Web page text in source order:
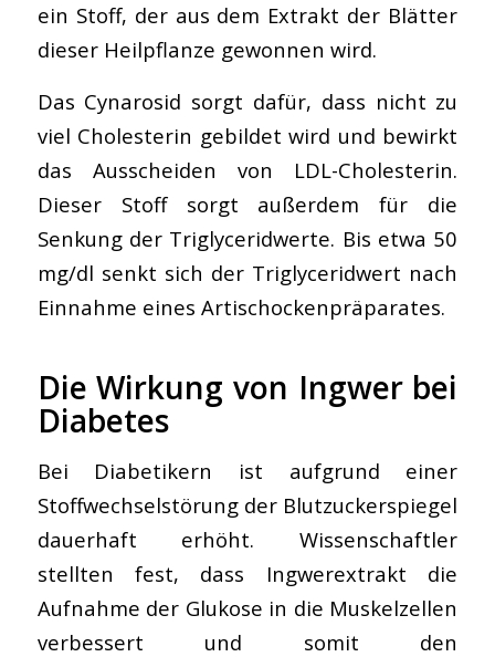
ein Stoff, der aus dem Extrakt der Blätter
dieser Heilpflanze gewonnen wird.
Das Cynarosid sorgt dafür, dass nicht zu
viel Cholesterin gebildet wird und bewirkt
das Ausscheiden von LDL-Cholesterin.
Dieser Stoff sorgt außerdem für die
Senkung der Triglyceridwerte. Bis etwa 50
mg/dl senkt sich der Triglyceridwert nach
Einnahme eines Artischockenpräparates.
Die Wirkung von Ingwer bei
Diabetes
Bei Diabetikern ist aufgrund einer
Stoffwechselstörung der Blutzuckerspiegel
dauerhaft erhöht. Wissenschaftler
stellten fest, dass Ingwerextrakt die
Aufnahme der Glukose in die Muskelzellen
verbessert und somit den